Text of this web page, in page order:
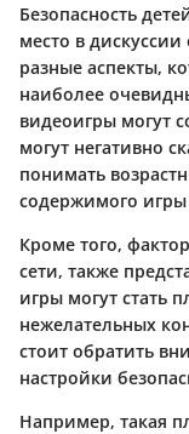
Безопасность
место в
разные аспекты,
наиболее
видеоигры могут
могут негативно
понимать
содержимого
Кроме того,
сети, также
игры могут стать
нежелательных
стоит обратить
настройки
Например, такая